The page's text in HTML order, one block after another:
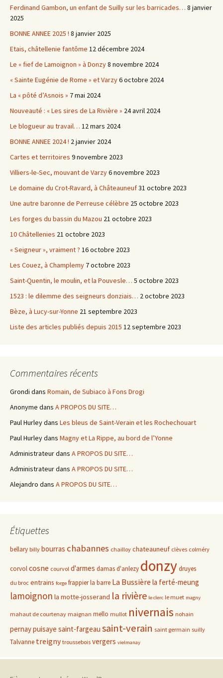
Ferdinand Gambon, un enfant de Suilly sur les barricades… 8 janvier
2025
BONNE ANNEE 2025 ! 8 janvier 2025
Etais, châtellenie fantôme 12 décembre 2024
Le « fief de Lamoignon » à Donzy8 novembre 2024
« Sainte Eugénie de Rome » et Varzy6 octobre 2024
La « pôté d’Asnois » 7 mai 2024
Nouveauté : « Les sires de La Rivière » 24 avril 2024
Le blogueur au travail… 12 mars 2024
BONNE ANNEE 2024 ! 2 janvier 2024
Cartes et territoires 9 novembre 2023
Villiers-le-Sec, mouvant de Varzy6 novembre 2023
Le domaine du Crot-Ravard, à Châteauneuf31 octobre 2023
Une autre baronne de Perreuse célèbre 25 octobre 2023
Les forges du bassin du Mazou 21 octobre 2023
10 Châtellenies 21 octobre 2023
« Seigneur », vraiment ? 16 octobre 2023
Les Couez, à Champlemy 7 octobre 2023
Saint-Quentin, le moulin, et la Pouvesle… 5 octobre 2023
1523 : le dilemme des seigneurs donziais… 2 octobre 2023
Bèze, à Lucy-sur-Yonne 21 septembre 2023
Liste des articles publiés depuis 2015 12 septembre 2023
Commentaires récents
Grondi dans Romain, de Subiaco à Fons Drogi
Anonyme dans A PROPOS DU SITE…
Paul Hurleydans Les bleus de Saint-Verain et les Rochechouart
Paul Hurleydans Magny et La Rippe, au bord de l’Yonne
Administrateurdans A PROPOS DU SITE…
Administrateurdans A PROPOS DU SITE…
Alejandro dans A PROPOS DU SITE…
Étiquettes
bellary billy bourras chabannes chailloy chateauneuf clèves colméry
corvolcosne courvol d'armes damas d'anlezy donzydruyes
du broc entrains forge frappierla barre La Bussière la ferté-meung
lamoignon la motte-josserand la rivière le clerc le muet magny
mahaut de courtenay maignan mello mullot nivernais nohain
pernaypuisaye saint-fargeau saint-verain saint germain suilly
Talvanne treigny troussebois vergers vielmanay